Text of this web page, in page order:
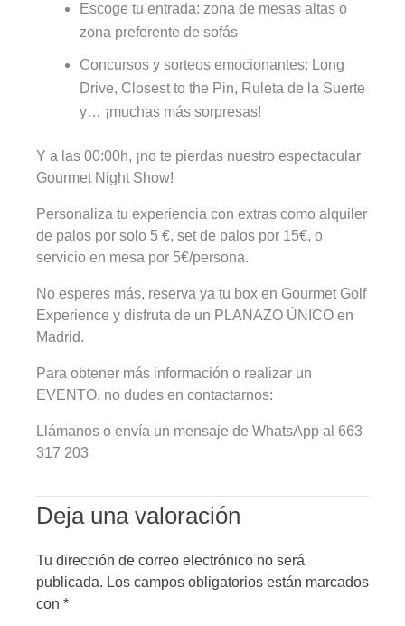
Escoge tu entrada: zona de mesas altas o
zona preferente de sofás
Concursos y sorteos emocionantes: Long
Drive, Closest to the Pin, Ruleta de la Suerte
y… ¡muchas más sorpresas!
Y a las 00:00h, ¡no te pierdas nuestro espectacular
Gourmet Night Show!
Personaliza tu experiencia con extras como alquiler
de palos por solo 5 €, set de palos por 15€, o
servicio en mesa por 5€/persona.
No esperes más, reserva ya tu box en Gourmet Golf
Experience y disfruta de un PLANAZO ÚNICO en
Madrid.
Para obtener más información o realizar un
EVENTO, no dudes en contactarnos:
Llámanos o envía un mensaje de WhatsApp al 663
317 203
Deja una valoración
Tu dirección de correo electrónico no será
publicada. Los campos obligatorios están marcados
con *